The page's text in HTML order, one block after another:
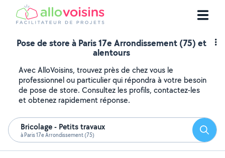
Pose de store à Paris 17e Arrondissement (75) et
alentours
Avec AlloVoisins, trouvez près de chez vous le
professionnel ou particulier qui répondra à votre besoin
de pose de store. Consultez les profils, contactez-les
et obtenez rapidement réponse.
Bricolage - Petits travaux
à Paris 17e Arrondissement (75)